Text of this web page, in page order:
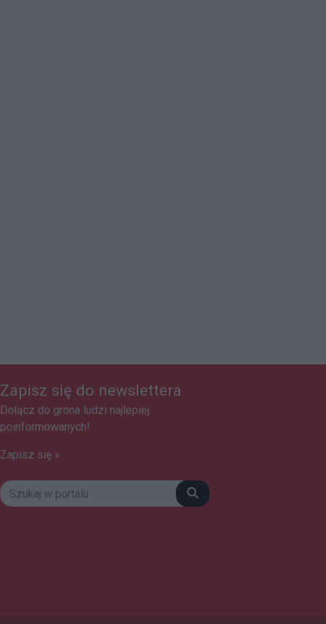
Zapisz się do newslettera
Dołącz do grona ludzi najlepiej
poinformowanych!
Zapisz się »
Szukaj